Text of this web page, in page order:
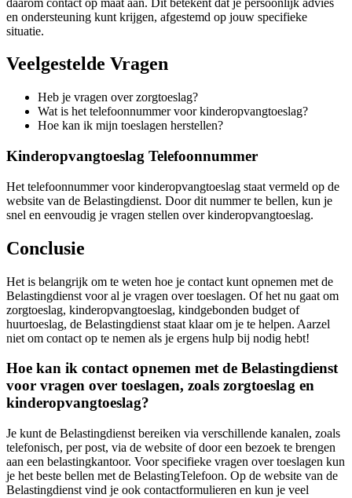
en ondersteuning kunt krijgen, afgestemd op jouw specifieke
situatie.
Veelgestelde Vragen
Heb je vragen over zorgtoeslag?
Wat is het telefoonnummer voor kinderopvangtoeslag?
Hoe kan ik mijn toeslagen herstellen?
Kinderopvangtoeslag Telefoonnummer
Het telefoonnummer voor kinderopvangtoeslag staat vermeld op de
website van de Belastingdienst. Door dit nummer te bellen, kun je
snel en eenvoudig je vragen stellen over kinderopvangtoeslag.
Conclusie
Het is belangrijk om te weten hoe je contact kunt opnemen met de
Belastingdienst voor al je vragen over toeslagen. Of het nu gaat om
zorgtoeslag, kinderopvangtoeslag, kindgebonden budget of
huurtoeslag, de Belastingdienst staat klaar om je te helpen. Aarzel
niet om contact op te nemen als je ergens hulp bij nodig hebt!
Hoe kan ik contact opnemen met de Belastingdienst
voor vragen over toeslagen, zoals zorgtoeslag en
kinderopvangtoeslag?
Je kunt de Belastingdienst bereiken via verschillende kanalen, zoals
telefonisch, per post, via de website of door een bezoek te brengen
aan een belastingkantoor. Voor specifieke vragen over toeslagen kun
je het beste bellen met de BelastingTelefoon. Op de website van de
Belastingdienst vind je ook contactformulieren en kun je veel